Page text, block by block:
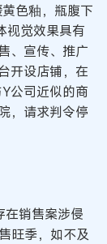
色釉，瓶腹下
视觉效果具有
、宣传、推广
开设店铺，在
公司近似的商
，请求判令停
在销售案涉侵
旺季，如不及